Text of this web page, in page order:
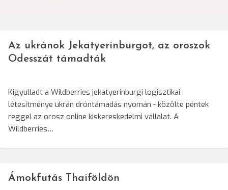
Az ukránok Jekatyerinburgot, az oroszok
Odesszát támadták
Kigyulladt a Wildberries jekatyerinburgi logisztikai
létesítménye ukrán dróntámadás nyomán - közölte péntek
reggel az orosz online kiskereskedelmi vállalat. A
Wildberries…
Ámokfutás Thaiföldön